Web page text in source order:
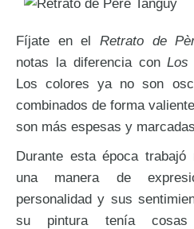
Fíjate en el Retrato de
notas la diferencia conLos
Los colores ya no son
combinados de forma
son más espesas y
Durante esta época
una manera de
personalidad y sus
su pintura tenía